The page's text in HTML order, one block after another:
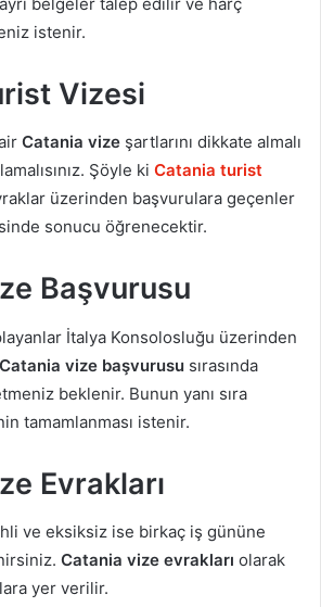
istenir.
Vizesi
Catania vize şartlarını dikkate almalı
Şöyle ki Catania turist
üzerinden başvurulara geçenler
sonucu öğrenecektir.
Başvurusu
İtalya Konsolosluğu üzerinden
Catania vize başvurusu sırasında
beklenir. Bunun yanı sıra
tamamlanması istenir.
Evrakları
ve eksiksiz ise birkaç iş gününe
Catania vize evrakları olarak
yer verilir.